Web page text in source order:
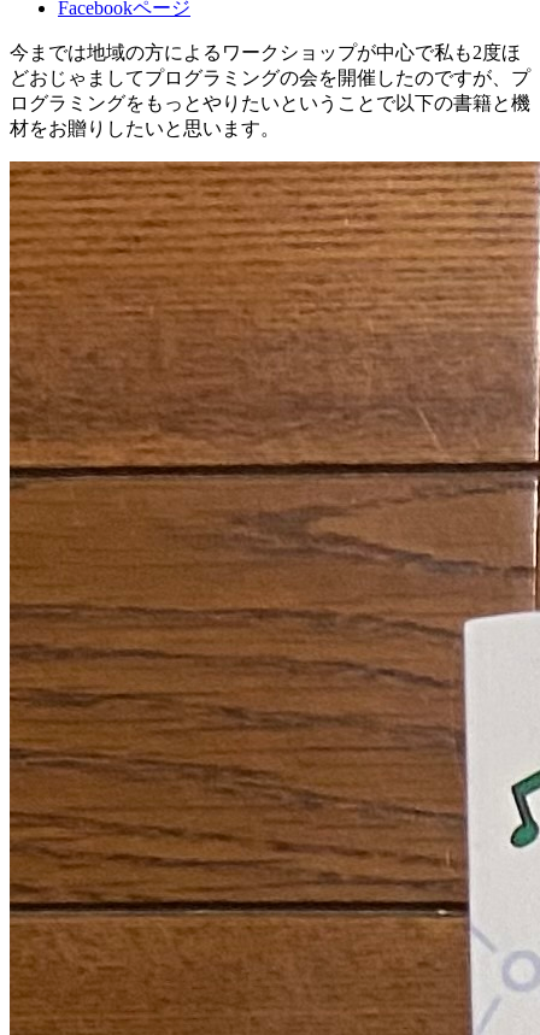
Facebookページ
今までは地域の方によるワークショップが中心で私も2度ほ
どおじゃましてプログラミングの会を開催したのですが、プ
ログラミングをもっとやりたいということで以下の書籍と機
材をお贈りしたいと思います。